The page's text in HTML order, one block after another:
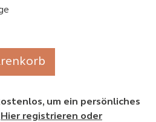
um ein persönliches
Hier registrieren oder